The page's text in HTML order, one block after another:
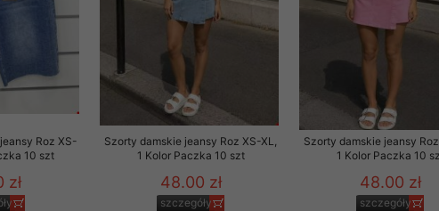
Roz XS-
10 szt
zł
Szorty damskie jeansy Roz XS-XL,
1 Kolor Paczka 10 szt
48.00 zł
szczegóły
Szorty damskie jeansy
1 Kolor Paczka 10
48.00 zł
szczegóły